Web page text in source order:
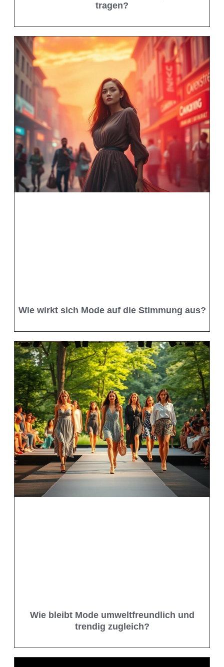
tragen?
Wie wirkt sich Mode auf die Stimmung aus?
Wie bleibt Mode umweltfreundlich und
trendig zugleich?